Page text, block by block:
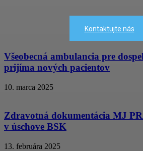
Kontaktujte nás
Všeobecná ambulancia pre
prijíma nových pacientov
10. marca 2025
Zdravotná dokumentácia MJ
v úschove BSK
13. februára 2025